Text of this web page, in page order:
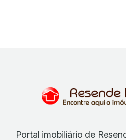
Portal imobiliário de